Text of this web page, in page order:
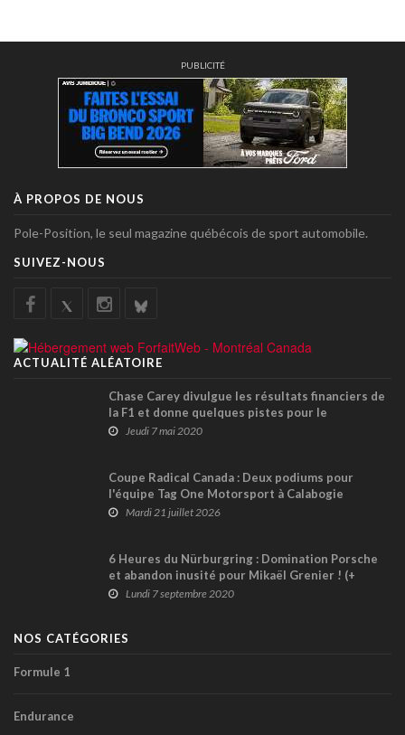
PUBLICITÉ
À PROPOS DE NOUS
Pole-Position, le seul magazine québécois de sport automobile.
SUIVEZ-NOUS
ACTUALITÉ ALÉATOIRE
Chase Carey divulgue les résultats financiers de
la F1 et donne quelques pistes pour le
calendrier 2020
Jeudi 7 mai 2020
Coupe Radical Canada : Deux podiums pour
l'équipe Tag One Motorsport à Calabogie
Mardi 21 juillet 2026
6 Heures du Nürburgring : Domination Porsche
et abandon inusité pour Mikaël Grenier ! (+
vidéo)Lundi 7 septembre 2020
NOS CATÉGORIES
Formule 1
Endurance